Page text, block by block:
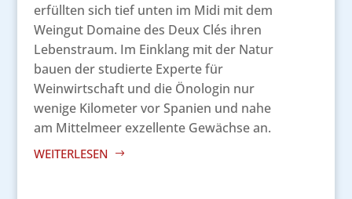
erfüllten sich tief unten im Midi mit dem
Weingut Domaine des Deux Clés ihren
Lebenstraum. Im Einklang mit der Natur
bauen der studierte Experte für
Weinwirtschaft und die Önologin nur
wenige Kilometer vor Spanien und nahe
am Mittelmeer exzellente Gewächse an.
WEITERLESEN